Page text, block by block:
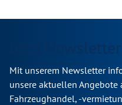
Jetzt
Mit unserem Newsletter
unsere aktuellen Angebote
Fahrzeughandel, -